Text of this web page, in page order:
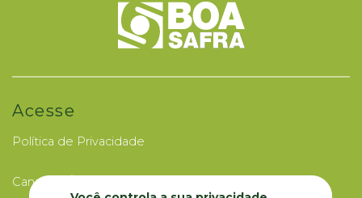
Acesse
Política de Privacidade
Canal de Ética